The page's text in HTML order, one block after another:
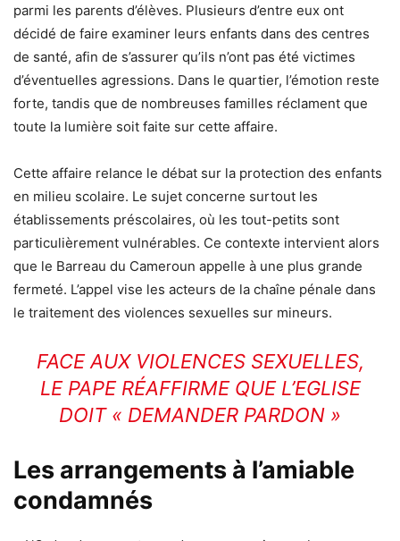
parmi les parents d’élèves. Plusieurs d’entre eux ont
décidé de faire examiner leurs enfants dans des centres
de santé, afin de s’assurer qu’ils n’ont pas été victimes
d’éventuelles agressions. Dans le quartier, l’émotion reste
forte, tandis que de nombreuses familles réclament que
toute la lumière soit faite sur cette affaire.
Cette affaire relance le débat sur la protection des enfants
en milieu scolaire. Le sujet concerne surtout les
établissements préscolaires, où les tout-petits sont
particulièrement vulnérables. Ce contexte intervient alors
que le Barreau du Cameroun appelle à une plus grande
fermeté. L’appel vise les acteurs de la chaîne pénale dans
le traitement des violences sexuelles sur mineurs.
FACE AUX VIOLENCES SEXUELLES,
LE PAPE RÉAFFIRME QUE L’EGLISE
DOIT « DEMANDER PARDON »
Les arrangements à l’amiable
condamnés